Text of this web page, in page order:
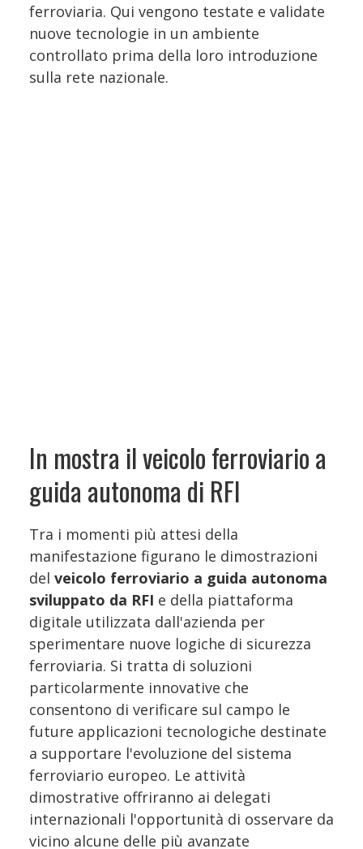
ferroviaria. Qui vengono testate e validate
nuove tecnologie in un ambiente
controllato prima della loro introduzione
sulla rete nazionale.
In mostra il veicolo ferroviario a
guida autonoma di RFI
Tra i momenti più attesi della
manifestazione figurano le dimostrazioni
del veicolo ferroviario a guida autonoma
sviluppato da RFI e della piattaforma
digitale utilizzata dall'azienda per
sperimentare nuove logiche di sicurezza
ferroviaria. Si tratta di soluzioni
particolarmente innovative che
consentono di verificare sul campo le
future applicazioni tecnologiche destinate
a supportare l'evoluzione del sistema
ferroviario europeo. Le attività
dimostrative offriranno ai delegati
internazionali l'opportunità di osservare da
vicino alcune delle più avanzate